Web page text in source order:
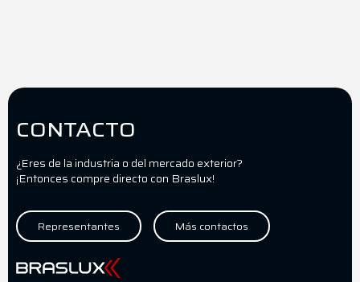
CONTACTO
¿Eres de la industria o del mercado exterior?
¡Entonces compre directo con Braslux!
Representantes Más contactos